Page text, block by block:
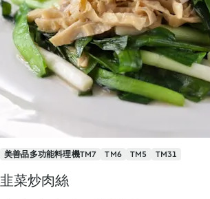
美善品多功能料理機TM7 TM6 TM5 TM31
韭菜炒肉絲